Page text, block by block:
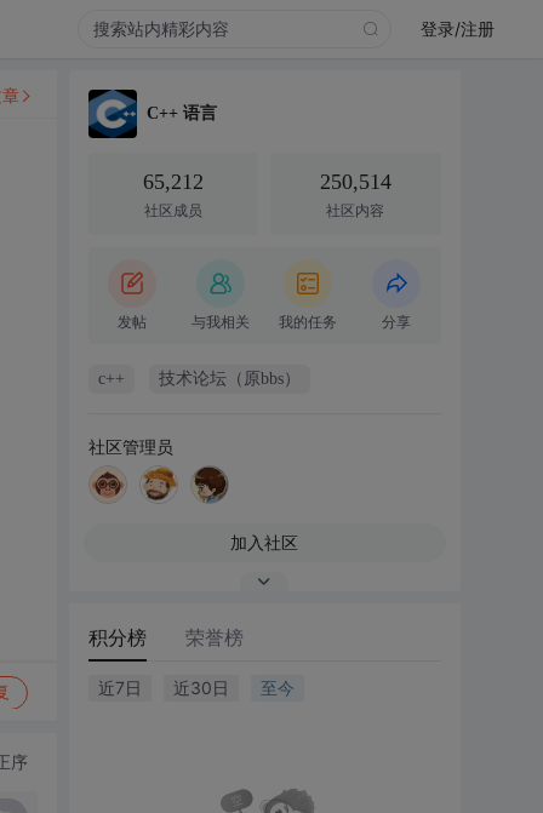
登录/注册
序
C++ 语言
65,212
社区成员
250,514
社区内容
发帖 与我相关 我的任务 分享
c++ 技术论坛（原bbs）
社区管理员
加入社区
积分榜 荣誉榜
近7日 近30日 至今